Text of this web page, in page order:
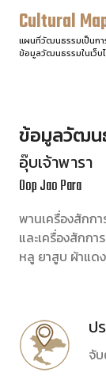
Cultural
แผนที่วัฒนธรรมเป็นกา
ข้อมูลวัฒนธรรมในเว็
ข้อมูลวัฒนธ
อุ๊บเจ้าพารา
Oop Jao Para
พานเครื่องสักก
และเครื่องสักกา
หลู ยาสูบ ผ้าแดง
ป
จั